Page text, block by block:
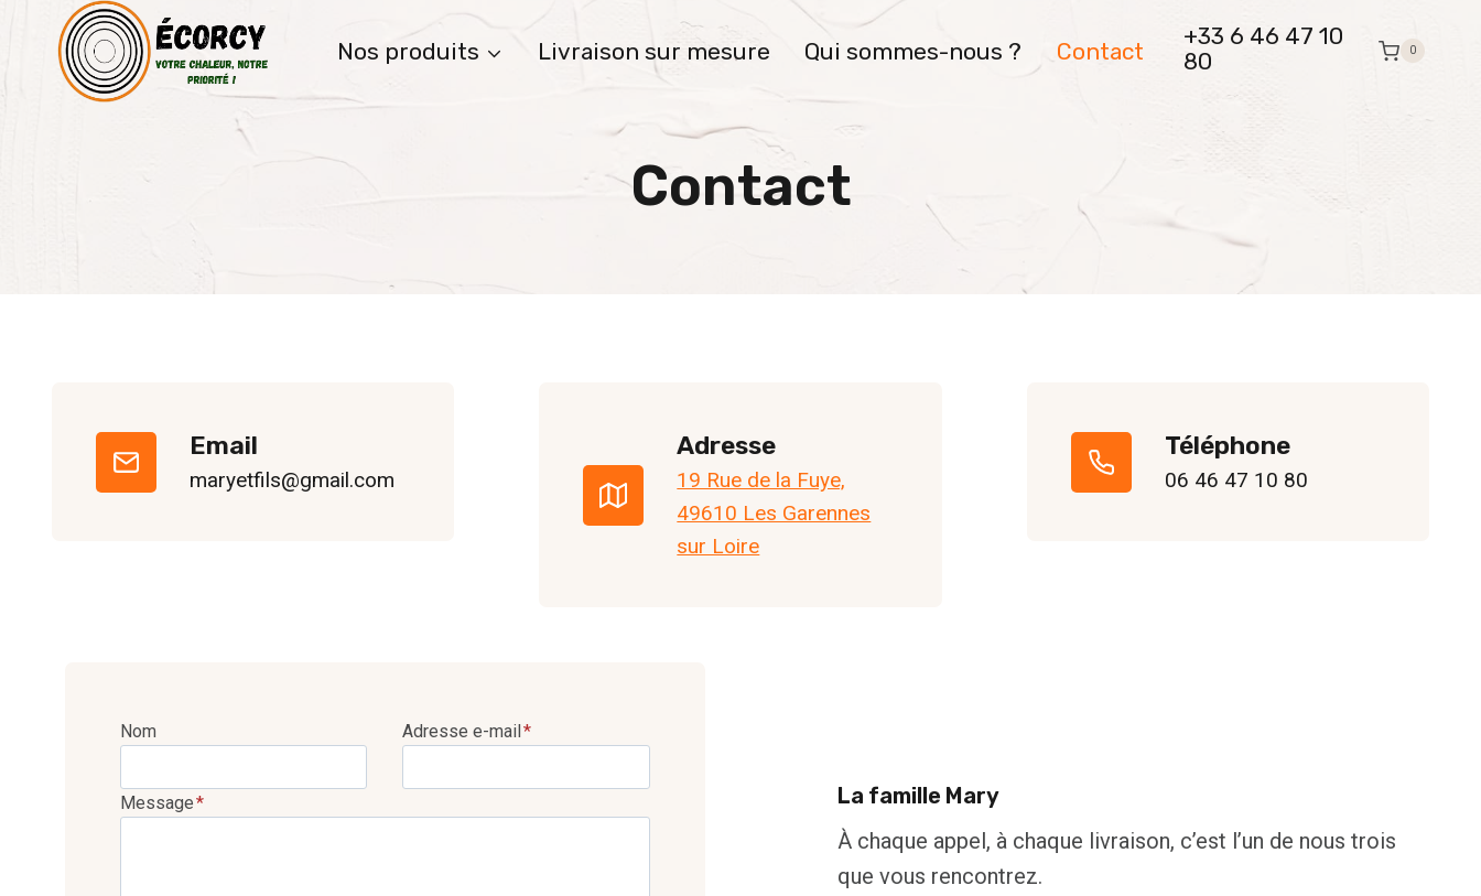
contenu
Nos produits Livraison sur mesure Qui sommes-nous ? Contact
+33 6 46 47 10
80
0
Contact
Email
maryetfils@gmail.com
Adresse
19 Rue de la Fuye,
49610 Les Garennes
sur Loire
Téléphone
06 46 47 10 80
Nom Adresse e-mail*
Message*
La famille Mary
À chaque appel, à chaque livraison, c’est l’un de nous trois
que vous rencontrez.